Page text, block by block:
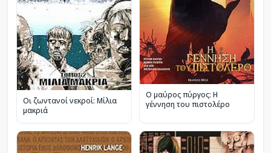
Οι ζωντανοί νεκροί: Μίλια
μακριά
Ο μαύρος πύργος: Η
γέννηση του πιστολέρο